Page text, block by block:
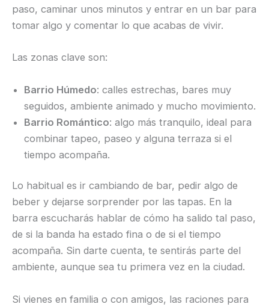
paso, caminar unos minutos y entrar en un bar para
tomar algo y comentar lo que acabas de vivir.
Las zonas clave son:
Barrio Húmedo: calles estrechas, bares muy
seguidos, ambiente animado y mucho movimiento.
Barrio Romántico: algo más tranquilo, ideal para
combinar tapeo, paseo y alguna terraza si el
tiempo acompaña.
Lo habitual es ir cambiando de bar, pedir algo de
beber y dejarse sorprender por las tapas. En la
barra escucharás hablar de cómo ha salido tal paso,
de si la banda ha estado fina o de si el tiempo
acompaña. Sin darte cuenta, te sentirás parte del
ambiente, aunque sea tu primera vez en la ciudad.
Si vienes en familia o con amigos, las raciones para